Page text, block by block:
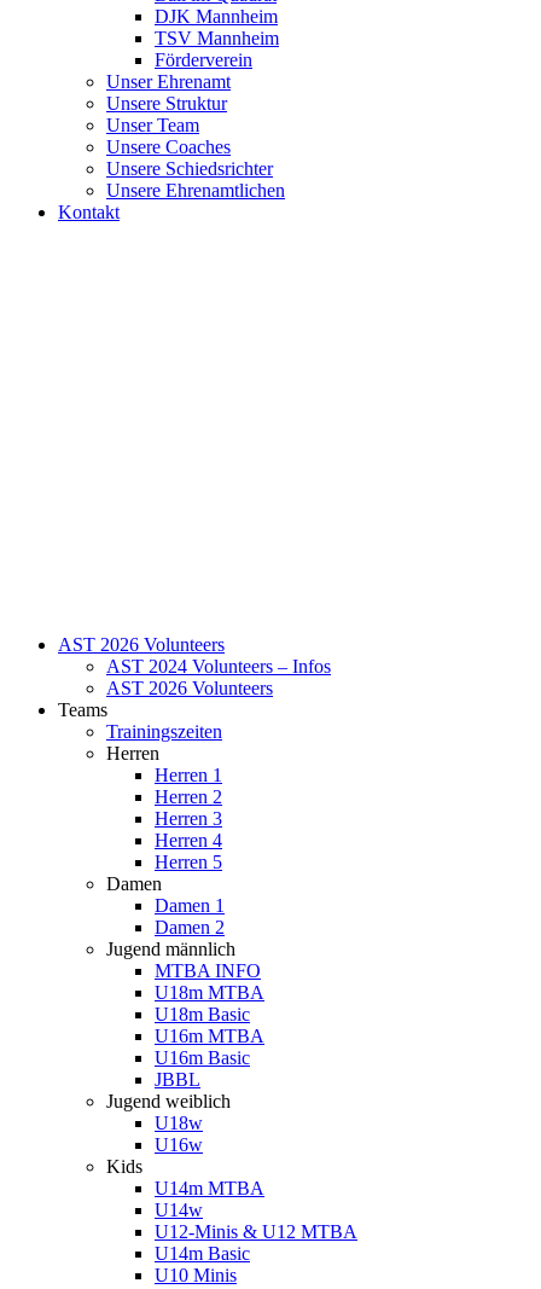
DJK Mannheim
TSV Mannheim
Förderverein
Unser Ehrenamt
Unsere Struktur
Unser Team
Unsere Coaches
Unsere Schiedsrichter
Unsere Ehrenamtlichen
Kontakt
AST 2026 Volunteers
AST 2024 Volunteers – Infos
AST 2026 Volunteers
Teams
Trainingszeiten
Herren
Herren 1
Herren 2
Herren 3
Herren 4
Herren 5
Damen
Damen 1
Damen 2
Jugend männlich
MTBA INFO
U18m MTBA
U18m Basic
U16m MTBA
U16m Basic
JBBL
Jugend weiblich
U18w
U16w
Kids
U14m MTBA
U14w
U12-Minis & U12 MTBA
U14m Basic
U10 Minis